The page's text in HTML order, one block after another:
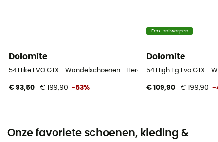
Dolomite
54 Hike EVO GTX - Wandelschoenen - Heren
€ 93,50 € 199,90 -53%
Eco-ontworpen
Dolomite
54 High Fg Evo GTX -
€ 109,90 € 199,90 -
Onze favoriete schoenen, kleding &